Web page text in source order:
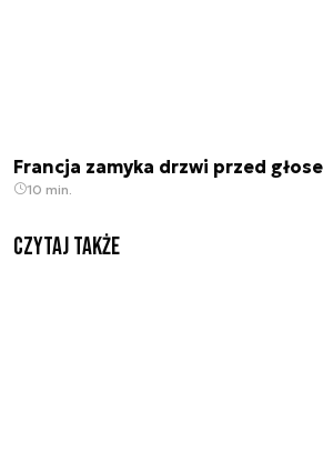
Francja zamyka drzwi przed
10 min.
Czytaj także